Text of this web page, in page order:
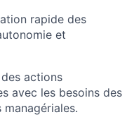
rapide des
et
actions
avec les besoins des